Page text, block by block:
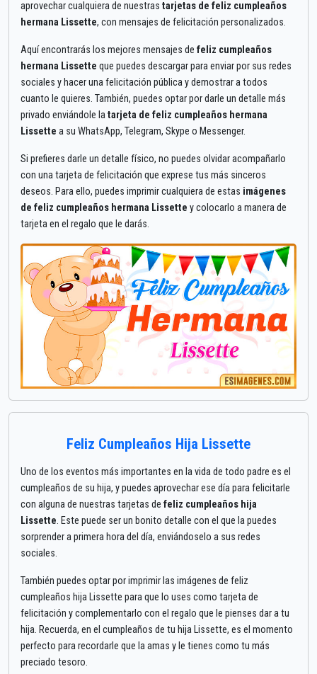
aprovechar cualquiera de nuestras tarjetas de feliz cumpleaños
hermana Lissette, con mensajes de felicitación personalizados.
Aquí encontrarás los mejores mensajes de feliz cumpleaños
hermana Lissette que puedes descargar para enviar por sus redes
sociales y hacer una felicitación pública y demostrar a todos
cuanto le quieres. También, puedes optar por darle un detalle más
privado enviándole latarjeta de feliz cumpleaños hermana
Lissette a su WhatsApp, Telegram, Skype o Messenger.
Si prefieres darle un detalle físico, no puedes olvidar acompañarlo
con una tarjeta de felicitación que exprese tus más sinceros
deseos. Para ello, puedes imprimir cualquiera de estas imágenes
de feliz cumpleaños hermana Lissette y colocarlo a manera de
tarjeta en el regalo que le darás.
Feliz Cumpleaños Hija Lissette
Uno de los eventos más importantes en la vida de todo padre es el
cumpleaños de su hija, y puedes aprovechar ese día para felicitarle
con alguna de nuestras tarjetas de feliz cumpleaños hija
Lissette. Este puede ser un bonito detalle con el que la puedes
sorprender a primera hora del día, enviándoselo a sus redes
sociales.
También puedes optar por imprimir las imágenes de feliz
cumpleaños hija Lissette para que lo uses como tarjeta de
felicitación y complementarlo con el regalo que le pienses dar a tu
hija. Recuerda, en el cumpleaños de tu hija Lissette, es el momento
perfecto para recordarle que la amas y le tienes como tu más
preciado tesoro.